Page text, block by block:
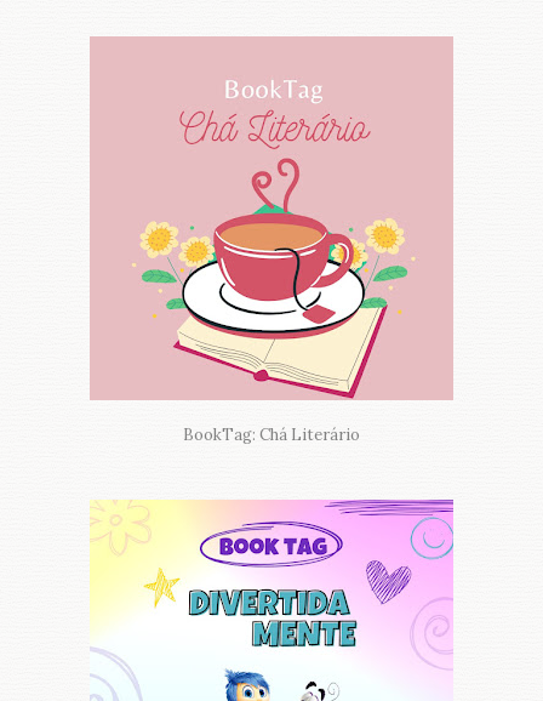
BookTag: Chá Literário